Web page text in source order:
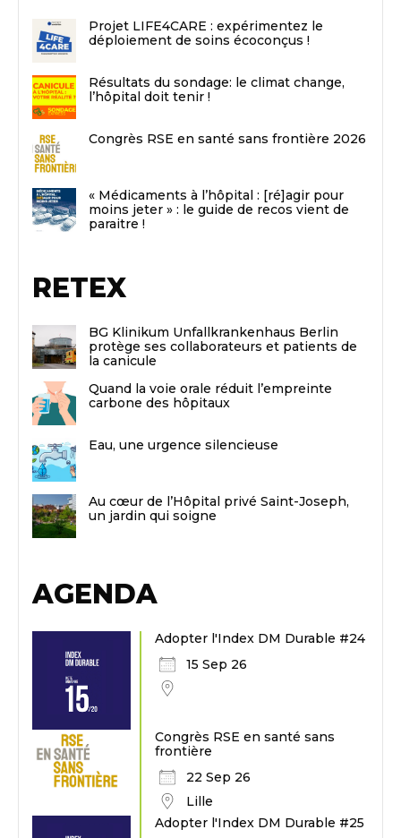
Projet LIFE4CARE : expérimentez le
déploiement de soins écoconçus !
Résultats du sondage: le climat change,
l’hôpital doit tenir !
Congrès RSE en santé sans frontière 2026
« Médicaments à l’hôpital : [ré]agir pour
moins jeter » : le guide de recos vient de
paraitre !
RETEX
BG Klinikum Unfallkrankenhaus Berlin
protège ses collaborateurs et patients de
la canicule
Quand la voie orale réduit l’empreinte
carbone des hôpitaux
Eau, une urgence silencieuse
Au cœur de l’Hôpital privé Saint-Joseph,
un jardin qui soigne
AGENDA
Adopter l'Index DM Durable #24
15 Sep 26
Congrès RSE en santé sans
frontière
22 Sep 26
Lille
Adopter l'Index DM Durable #25